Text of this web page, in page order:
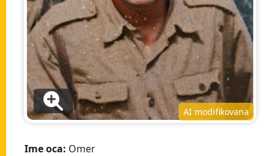
AI modifikovana
Ime oca: Omer